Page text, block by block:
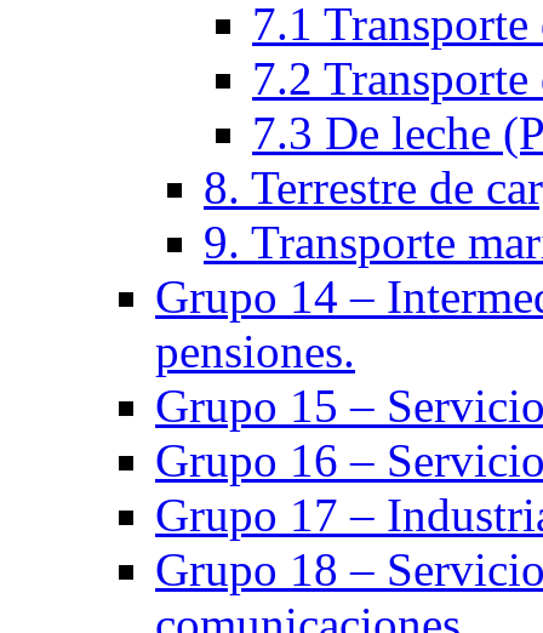
7.1 Transporte
7.2
7.3 De leche
8. Terrestre de
9. Transporte
Grupo 14 –
pensiones.
Grupo 15 –
Grupo 16 –
Grupo 17 –
Grupo 18 –